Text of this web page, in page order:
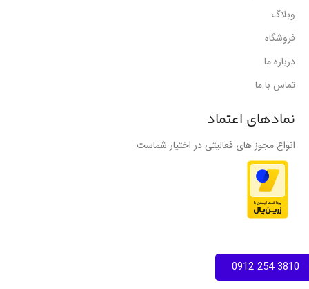
3810 254 0912
وبلاگ
فروشگاه
درباره ما
تماس با ما
نمادهای اعتماد
انواع مجوز های فعالیتی در اختیار شماست